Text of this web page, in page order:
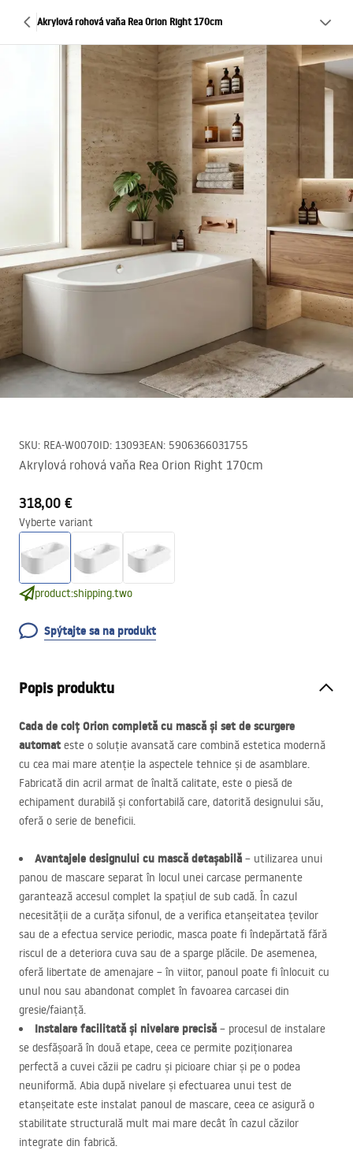
Akrylová rohová vaňa Rea Orion Right 170cm
SKU: REA-W0070ID: 13093EAN: 5906366031755
Akrylová rohová vaňa Rea Orion Right 170cm
318,00 €
Vyberte variant
product:shipping.two
Spýtajte sa na produkt
Popis produktu
Cada de colț Orion completă cu mască și set de scurgere
automat este o soluție avansată care combină estetica modernă
cu cea mai mare atenție la aspectele tehnice și de asamblare.
Fabricată din acril armat de înaltă calitate, este o piesă de
echipament durabilă și confortabilă care, datorită designului său,
oferă o serie de beneficii.
Avantajele designului cu mască detașabilă – utilizarea unui
panou de mascare separat în locul unei carcase permanente
garantează accesul complet la spațiul de sub cadă. În cazul
necesității de a curăța sifonul, de a verifica etanșeitatea țevilor
sau de a efectua service periodic, masca poate fi îndepărtată fără
riscul de a deteriora cuva sau de a sparge plăcile. De asemenea,
oferă libertate de amenajare – în viitor, panoul poate fi înlocuit cu
unul nou sau abandonat complet în favoarea carcasei din
gresie/faianță.
Instalare facilitată și nivelare precisă – procesul de instalare
se desfășoară în două etape, ceea ce permite poziționarea
perfectă a cuvei căzii pe cadru și picioare chiar și pe o podea
neuniformă. Abia după nivelare și efectuarea unui test de
etanșeitate este instalat panoul de mascare, ceea ce asigură o
stabilitate structurală mult mai mare decât în cazul căzilor
integrate din fabrică.